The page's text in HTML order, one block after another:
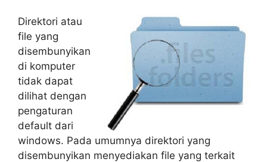
Direktori atau
file yang
disembunyikan
di komputer
tidak dapat
dilihat dengan
pengaturan
default dari
windows. Pada umumnya direktori yang
disembunyikan menyediakan file yang terkait